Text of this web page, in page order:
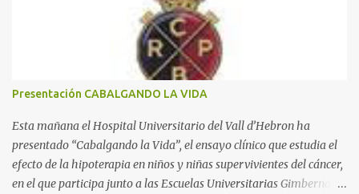
s
Presentación CABALGANDO LA VIDA
Esta mañana el Hospital Universitario del Vall d’Hebron ha
presentado “Cabalgando la Vida”, el ensayo clínico que estudia el
efecto de la hipoterapia en niños y niñas supervivientes del cáncer,
en el que participa junto a las Escuelas Universitarias Gimbernat,